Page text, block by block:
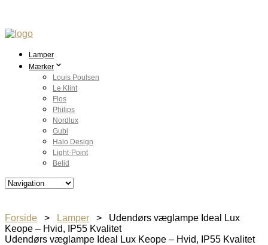
Lamper
Mærker
Louis Poulsen
Le Klint
Flos
Philips
Nordlux
Gubi
Halo Design
Light-Point
Belid
Forside > Lamper > Udendørs væglampe Ideal Lux
Keope – Hvid, IP55 Kvalitet
Udendørs væglampe Ideal Lux Keope – Hvid, IP55 Kvalitet